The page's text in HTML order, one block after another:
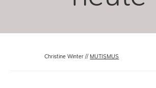
Christine Winter // MUTISMUS